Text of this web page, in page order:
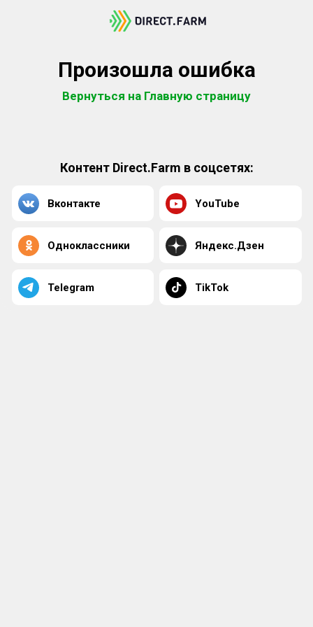
Произошла ошибка
Вернуться на Главную страницу
Контент Direct.Farm в соцсетях:
Вконтакте YouTube
Одноклассники Яндекс.Дзен
Telegram TikTok